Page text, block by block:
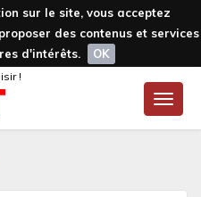
sur le site, vous acceptez
des contenus et services
d'intérêts.
OK
Toggle
!